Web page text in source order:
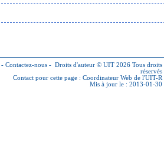
- Contactez-nous - Droits d'auteur © UIT 2026 Tous droits
réservés
Contact pour cette page : Coordinateur Web de l'UIT-R
Mis à jour le : 2013-01-30